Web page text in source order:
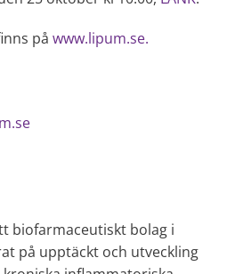
på www.lipum.se.
biofarmaceutiskt bolag i
på upptäckt och utveckling